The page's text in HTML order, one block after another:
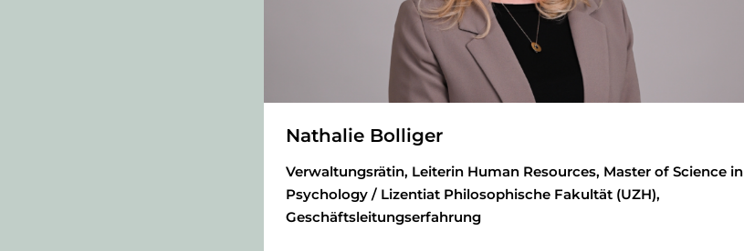
Nathalie Bolliger
Verwaltungsrätin, Leiterin Human Resources, Master of Science in
Psychology / Lizentiat Philosophische Fakultät (UZH),
Geschäftsleitungserfahrung